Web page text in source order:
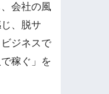
会社の風
、脱サ
ジネスで
稼ぐ」を